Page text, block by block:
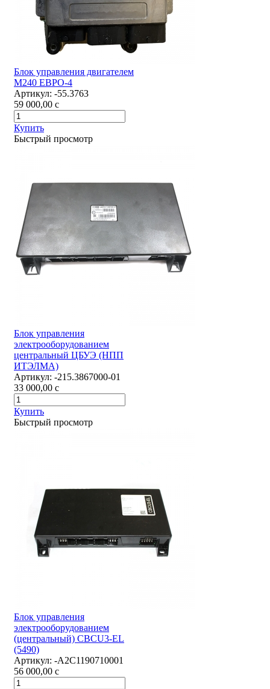
Блок управления двигателем
М240 ЕВРО-4
Артикул: -55.3763
59 000,00 c
Купить
Быстрый просмотр
Блок управления
электрооборудованием
центральный ЦБУЭ (НПП
ИТЭЛМА)
Артикул: -215.3867000-01
33 000,00 c
Купить
Быстрый просмотр
Блок управления
электрооборудованием
(центральный) CBCU3-EL
(5490)
Артикул: -А2С1190710001
56 000,00 c